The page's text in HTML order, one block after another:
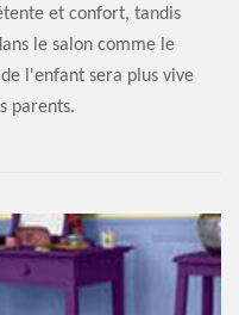
et confort, tandis
le salon comme le
l'enfant sera plus vive
parents.